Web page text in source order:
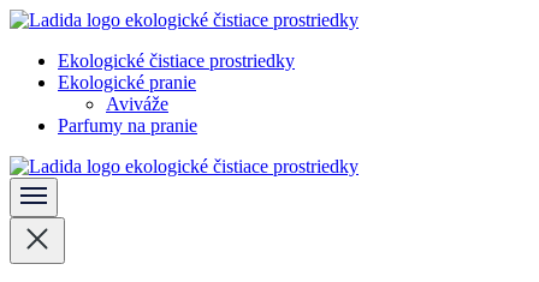
Skočiť
obsah
(stlačte
Ladida
Ekologické čistiace prostriedky
Ekologické pranie
Aviváže
Parfumy na pranie
Ladida